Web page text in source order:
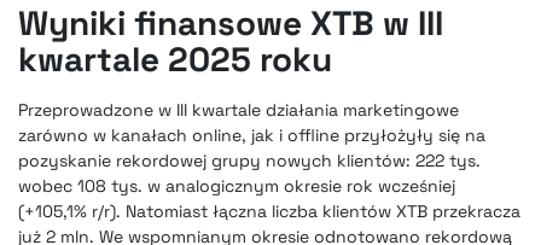
Wyniki finansowe XTB w III
kwartale 2025 roku
Przeprowadzone w III kwartale działania marketingowe
zarówno w kanałach online, jak i offline przyłożyły się na
pozyskanie rekordowej grupy nowych klientów: 222 tys.
wobec 108 tys. w analogicznym okresie rok wcześniej
(+105,1% r/r). Natomiast łączna liczba klientów XTB przekracza
już 2 mln. We wspomnianym okresie odnotowano rekordową